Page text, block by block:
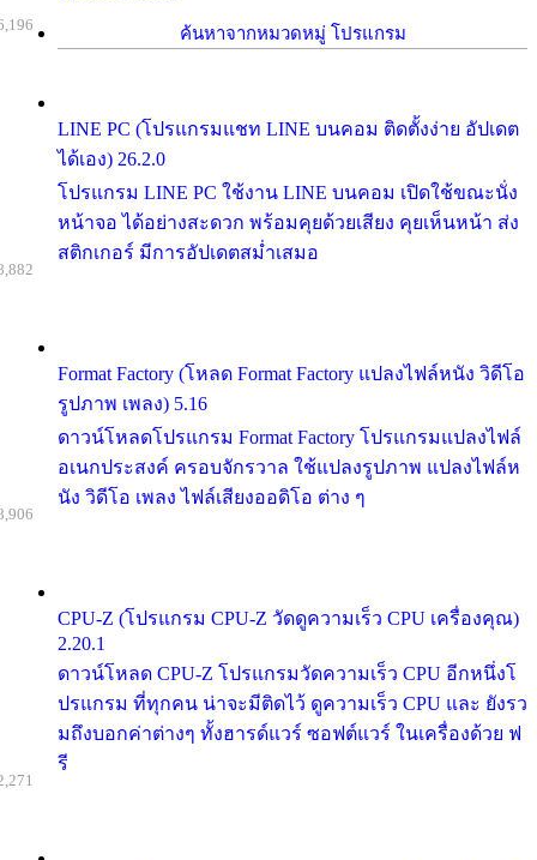
ค้นหาจากหมวดหมู่ โปรแกรม
LINE PC (โปรแกรมแชท LINE บนคอม ติดตั้งง่าย อัปเดต
ได้เอง) 26.2.0
โปรแกรม LINE PC ใช้งาน LINE บนคอม เปิดใช้ขณะนั่ง
หน้าจอ ได้อย่างสะดวก พร้อมคุยด้วยเสียง คุยเห็นหน้า ส่ง
สติกเกอร์ มีการอัปเดตสม่ำเสมอ
Format Factory (โหลด Format Factory แปลงไฟล์หนัง วิดีโอ
รูปภาพ เพลง) 5.16
ดาวน์โหลดโปรแกรม Format Factory โปรแกรมแปลงไฟล์
อเนกประสงค์ ครอบจักรวาล ใช้แปลงรูปภาพ แปลงไฟล์ห
นัง วิดีโอ เพลง ไฟล์เสียงออดิโอ ต่าง ๆ
CPU-Z (โปรแกรม CPU-Z วัดดูความเร็ว CPU เครื่องคุณ)
2.20.1
ดาวน์โหลด CPU-Z โปรแกรมวัดความเร็ว CPU อีกหนึ่งโ
ปรแกรม ที่ทุกคน น่าจะมีติดไว้ ดูความเร็ว CPU และ ยังรว
มถึงบอกค่าต่างๆ ทั้งฮารด์แวร์ ซอฟต์แวร์ ในเครื่องด้วย ฟ
รี